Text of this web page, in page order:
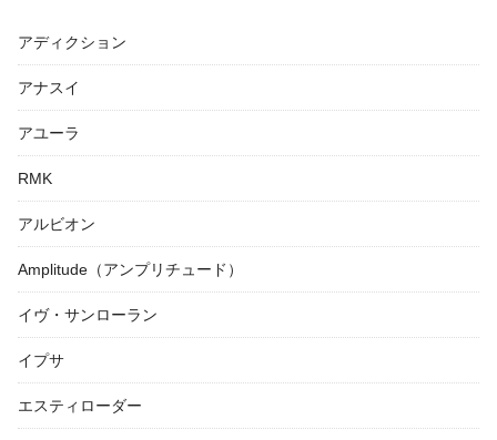
アディクション
アナスイ
アユーラ
RMK
アルビオン
Amplitude（アンプリチュード）
イヴ・サンローラン
イプサ
エスティローダー